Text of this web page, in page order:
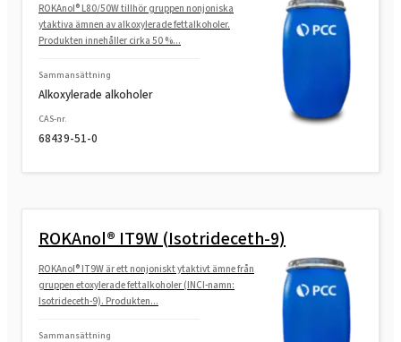
ROKAnol® L80/50W tillhör gruppen nonjoniska
ytaktiva ämnen av alkoxylerade fettalkoholer.
Produkten innehåller cirka 50 %...
Sammansättning
Alkoxylerade alkoholer
CAS-nr.
68439-51-0
ROKAnol® IT9W (Isotrideceth-9)
ROKAnol® IT9W är ett nonjoniskt ytaktivt ämne från
gruppen etoxylerade fettalkoholer (INCI-namn:
Isotrideceth-9). Produkten...
Sammansättning